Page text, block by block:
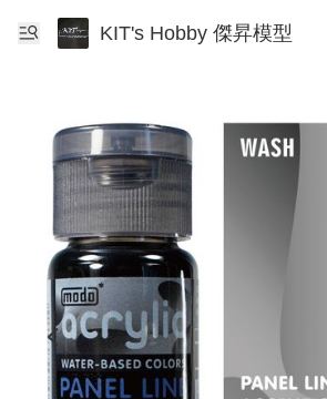
KIT's Hobby 傑昇模型